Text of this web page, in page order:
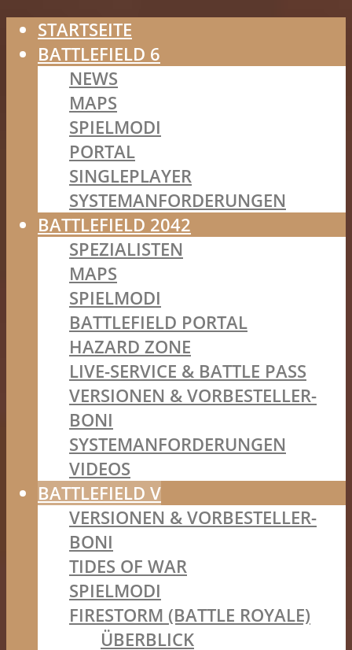
STARTSEITE
BATTLEFIELD 6
NEWS
MAPS
SPIELMODI
PORTAL
SINGLEPLAYER
SYSTEMANFORDERUNGEN
BATTLEFIELD 2042
SPEZIALISTEN
MAPS
SPIELMODI
BATTLEFIELD PORTAL
HAZARD ZONE
LIVE-SERVICE & BATTLE PASS
VERSIONEN & VORBESTELLER-
BONI
SYSTEMANFORDERUNGEN
VIDEOS
BATTLEFIELD V
VERSIONEN & VORBESTELLER-
BONI
TIDES OF WAR
SPIELMODI
FIRESTORM (BATTLE ROYALE)
ÜBERBLICK